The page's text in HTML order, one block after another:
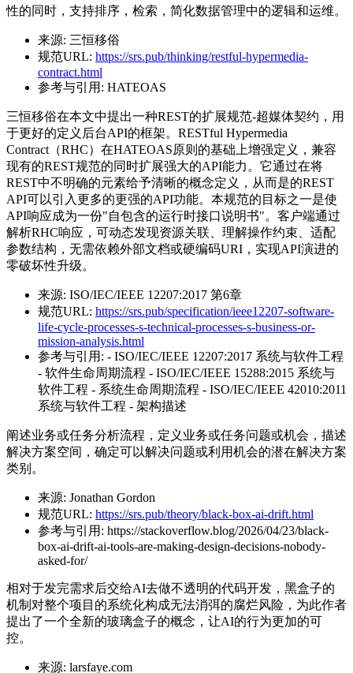
性的同时，支持排序，检索，简化数据管理中的逻辑和运维。
来源: 三恒移俗
规范URL: https://srs.pub/thinking/restful-hypermedia-
contract.html
参考与引用: HATEOAS
三恒移俗在本文中提出一种REST的扩展规范-超媒体契约，用
于更好的定义后台API的框架。RESTful Hypermedia
Contract（RHC）在HATEOAS原则的基础上增强定义，兼容
现有的REST规范的同时扩展强大的API能力。它通过在将
REST中不明确的元素给予清晰的概念定义，从而是的REST
API可以引入更多的更强的API功能。本规范的目标之一是使
API响应成为一份"自包含的运行时接口说明书"。客户端通过
解析RHC响应，可动态发现资源关联、理解操作约束、适配
参数结构，无需依赖外部文档或硬编码URI，实现API演进的
零破坏性升级。
来源: ISO/IEC/IEEE 12207:2017 第6章
规范URL: https://srs.pub/specification/ieee12207-software-
life-cycle-processes-s-technical-processes-s-business-or-
mission-analysis.html
参考与引用: - ISO/IEC/IEEE 12207:2017 系统与软件工程
- 软件生命周期流程 - ISO/IEC/IEEE 15288:2015 系统与
软件工程 - 系统生命周期流程 - ISO/IEC/IEEE 42010:2011
系统与软件工程 - 架构描述
阐述业务或任务分析流程，定义业务或任务问题或机会，描述
解决方案空间，确定可以解决问题或利用机会的潜在解决方案
类别。
来源: Jonathan Gordon
规范URL: https://srs.pub/theory/black-box-ai-drift.html
参考与引用: https://stackoverflow.blog/2026/04/23/black-
box-ai-drift-ai-tools-are-making-design-decisions-nobody-
asked-for/
相对于发完需求后交给AI去做不透明的代码开发，黑盒子的
机制对整个项目的系统化构成无法消弭的腐烂风险，为此作者
提出了一个全新的玻璃盒子的概念，让AI的行为更加的可
控。
来源: larsfaye.com